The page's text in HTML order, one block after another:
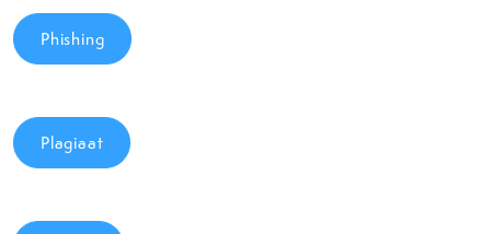
Phishing
Plagiaat